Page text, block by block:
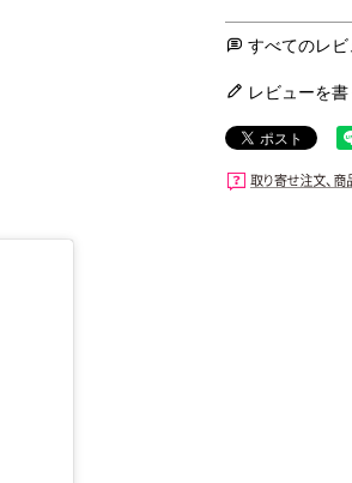
すべてのレ
レビューを書